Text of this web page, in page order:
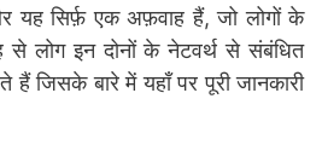
यह सिर्फ़ एक अफ़वाह हैं, जो लोगों के
लोग इन दोनों के नेटवर्थ से संबंधित
हैं जिसके बारे में यहाँ पर पूरी जानकारी